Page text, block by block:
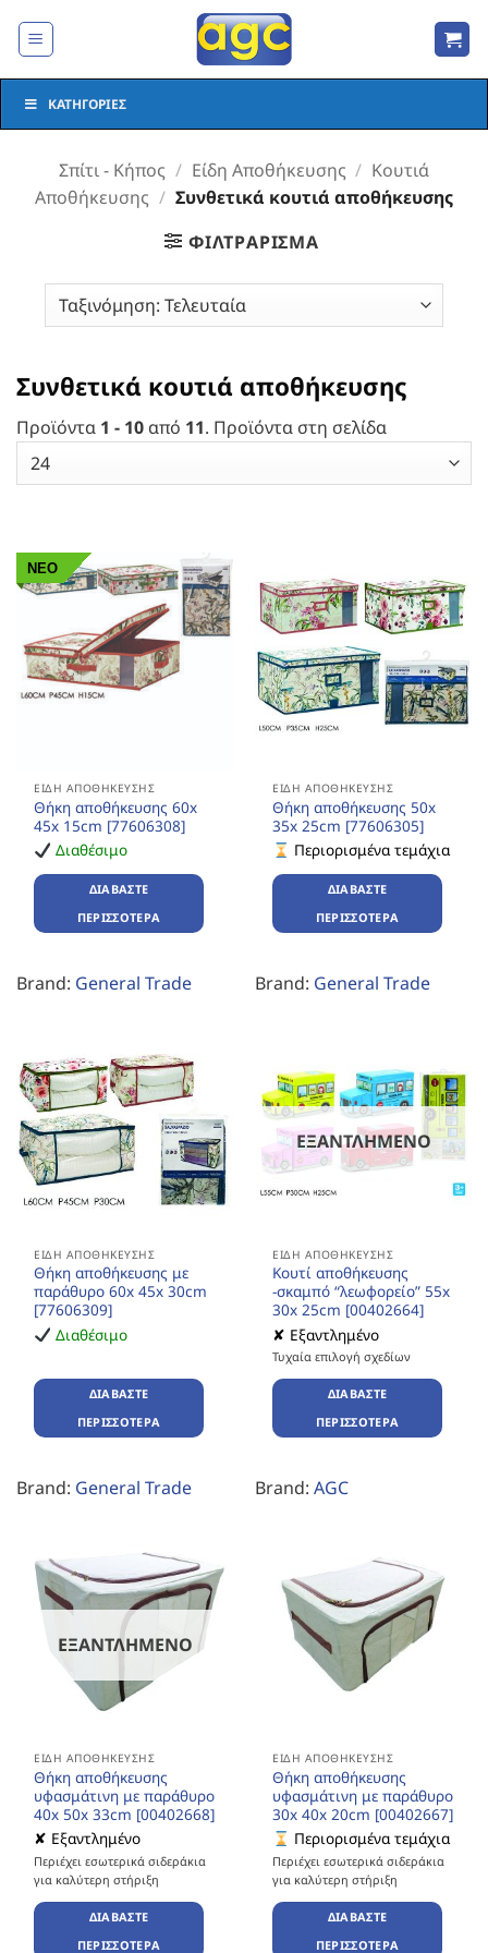
στο
ΚΑΤΗΓΟΡΊΕΣ
Σπίτι - Κήπος / Είδη Αποθήκευσης / Κουτιά
Αποθήκευσης / Συνθετικά κουτιά αποθήκευσης
ΦΙΛΤΡΆΡΙΣΜΑ
Συνθετικά κουτιά αποθήκευσης
Προϊόντα 1 - 10 από 11. Προϊόντα στη σελίδα
ΝΕΟ
ΕΊΔΗ ΑΠΟΘΉΚΕΥΣΗΣ
Θήκη αποθήκευσης 60x
45x 15cm [77606308]
Διαθέσιμο
ΔΙΑΒΆΣΤΕ
ΠΕΡΙΣΣΌΤΕΡΑ
Brand: General Trade
ΕΊΔΗ ΑΠΟΘΉΚΕΥΣΗΣ
Θήκη αποθήκευσης 50x
35x 25cm [77606305]
Περιορισμένα τεμάχια
ΔΙΑΒΆΣΤΕ
ΠΕΡΙΣΣΌΤΕΡΑ
Brand: General Trade
ΕΊΔΗ ΑΠΟΘΉΚΕΥΣΗΣ
Θήκη αποθήκευσης με
παράθυρο 60x 45x 30cm
[77606309]
Διαθέσιμο
ΔΙΑΒΆΣΤΕ
ΠΕΡΙΣΣΌΤΕΡΑ
Brand: General Trade
ΕΞΑΝΤΛΗΜΈΝΟ
ΕΊΔΗ ΑΠΟΘΉΚΕΥΣΗΣ
Κουτί αποθήκευσης
-σκαμπό “λεωφορείο” 55x
30x 25cm [00402664]
✘ Εξαντλημένο
Τυχαία επιλογή σχεδίων
ΔΙΑΒΆΣΤΕ
ΠΕΡΙΣΣΌΤΕΡΑ
Brand: AGC
ΕΞΑΝΤΛΗΜΈΝΟ
ΕΊΔΗ ΑΠΟΘΉΚΕΥΣΗΣ
Θήκη αποθήκευσης
υφασμάτινη με παράθυρο
40x 50x 33cm [00402668]
✘ Εξαντλημένο
Περιέχει εσωτερικά σιδεράκια
για καλύτερη στήριξη
ΔΙΑΒΆΣΤΕ
ΠΕΡΙΣΣΌΤΕΡΑ
ΕΊΔΗ ΑΠΟΘΉΚΕΥΣΗΣ
Θήκη αποθήκευσης
υφασμάτινη με παράθυρο
30x 40x 20cm [00402667]
Περιορισμένα τεμάχια
Περιέχει εσωτερικά σιδεράκια
για καλύτερη στήριξη
ΔΙΑΒΆΣΤΕ
ΠΕΡΙΣΣΌΤΕΡΑ